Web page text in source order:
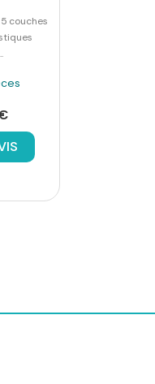
couches